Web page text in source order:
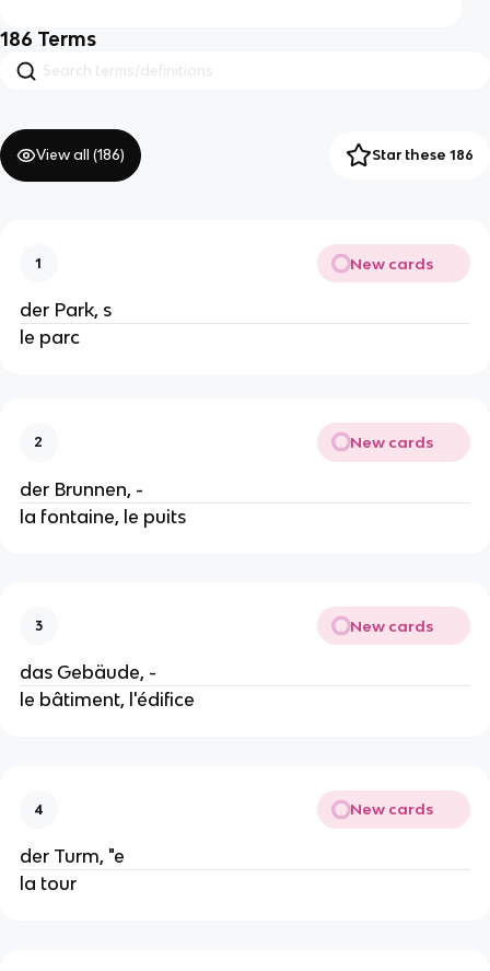
186 Terms
View all (186) Star these 186
1 New cards
der Park, s
le parc
2 New cards
der Brunnen, -
la fontaine, le puits
3 New cards
das Gebäude, -
le bâtiment, l'édifice
4 New cards
der Turm, "e
la tour